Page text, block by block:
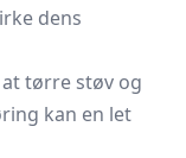
dens
tørre støv og
kan en let